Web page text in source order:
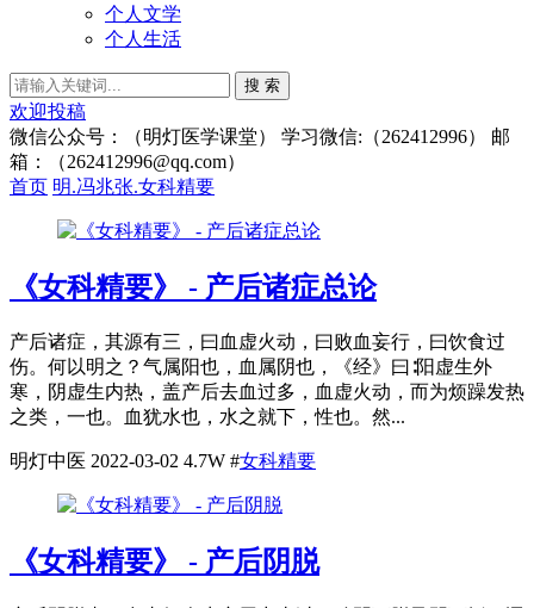
个人文学
个人生活
搜 索
欢迎投稿
微信公众号：（明灯医学课堂） 学习微信:（262412996） 邮
箱：（262412996@qq.com）
首页 明.冯兆张.女科精要
《女科精要》 - 产后诸症总论
产后诸症，其源有三，曰血虚火动，曰败血妄行，曰饮食过
伤。何以明之？气属阳也，血属阴也，《经》曰∶阳虚生外
寒，阴虚生内热，盖产后去血过多，血虚火动，而为烦躁发热
之类，一也。血犹水也，水之就下，性也。然...
明灯中医 2022-03-02 4.7W #女科精要
《女科精要》 - 产后阴脱